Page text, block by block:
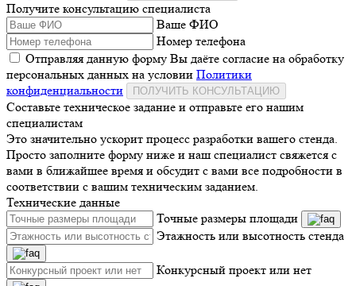
Получите консультацию специалиста
Ваше ФИО
Номер телефона
Отправляя данную форму Вы даёте согласие на обработку
персональных данных на условии Политики
конфиденциальности
ПОЛУЧИТЬ КОНСУЛЬТАЦИЮ
Составьте техническое задание и отправьте его нашим
специалистам
Это значительно ускорит процесс разработки вашего стенда.
Просто заполните форму ниже и наш специалист свяжется с
вами в ближайшее время и обсудит с вами все подробности в
соответствии с вашим техническим заданием.
Технические данные
Точные размеры площади
Этажность или высотность стенда
Конкурсный проект или нет